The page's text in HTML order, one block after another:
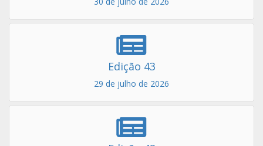
Edição 43
29 de julho de 2026